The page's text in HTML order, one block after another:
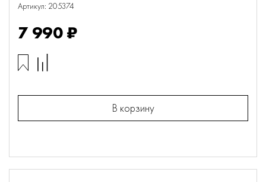
Артикул: 205374
7 990 ₽
В корзину